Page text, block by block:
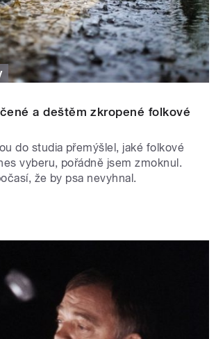
a deštěm zkropené folkové
do studia přemýšlel, jaké folkové
vyberu, pořádně jsem zmoknul.
že by psa nevyhnal.